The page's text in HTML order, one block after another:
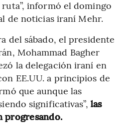
informó el domingo
de noticias iraní Mehr.
del sábado, el presidente
Mohammad Bagher
la delegación iraní en
EE.UU. a principios de
que aunque las
significativas”, las
progresando.